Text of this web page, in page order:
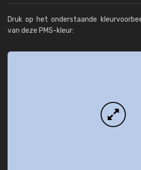
Druk op het onderstaande
van deze PMS-kleur: